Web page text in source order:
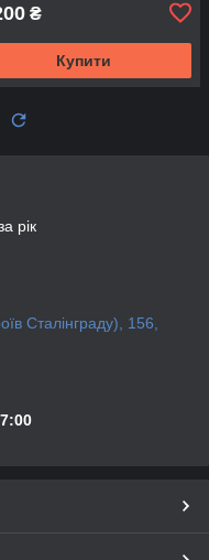
₴
Купити
рік
Сталінграду), 156,